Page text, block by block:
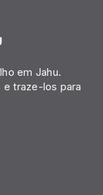
em Jahu.
e traze-los para